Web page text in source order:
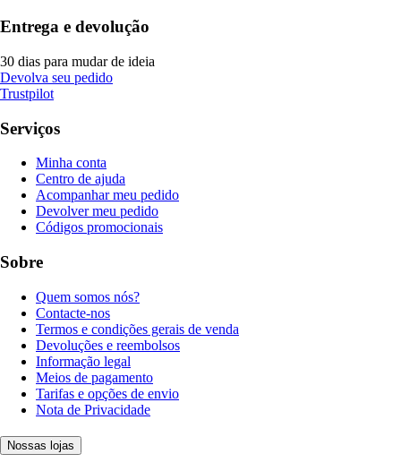
Entrega e devolução
30 dias para mudar de ideia
Devolva seu pedido
Trustpilot
Serviços
Minha conta
Centro de ajuda
Acompanhar meu pedido
Devolver meu pedido
Códigos promocionais
Sobre
Quem somos nós?
Contacte-nos
Termos e condições gerais de venda
Devoluções e reembolsos
Informação legal
Meios de pagamento
Tarifas e opções de envio
Nota de Privacidade
Nossas lojas